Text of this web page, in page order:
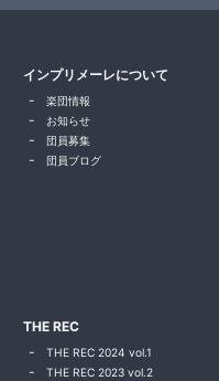
インプリメーレについて
楽団情報
お知らせ
団員募集
団員ブログ
THE REC
THE REC 2024 vol.1
THE REC 2023 vol.2